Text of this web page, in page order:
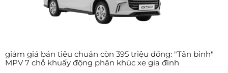
giảm giá bản tiêu chuẩn còn 395 triệu đồng: "Tân binh"
MPV 7 chỗ khuấy động phân khúc xe gia đình